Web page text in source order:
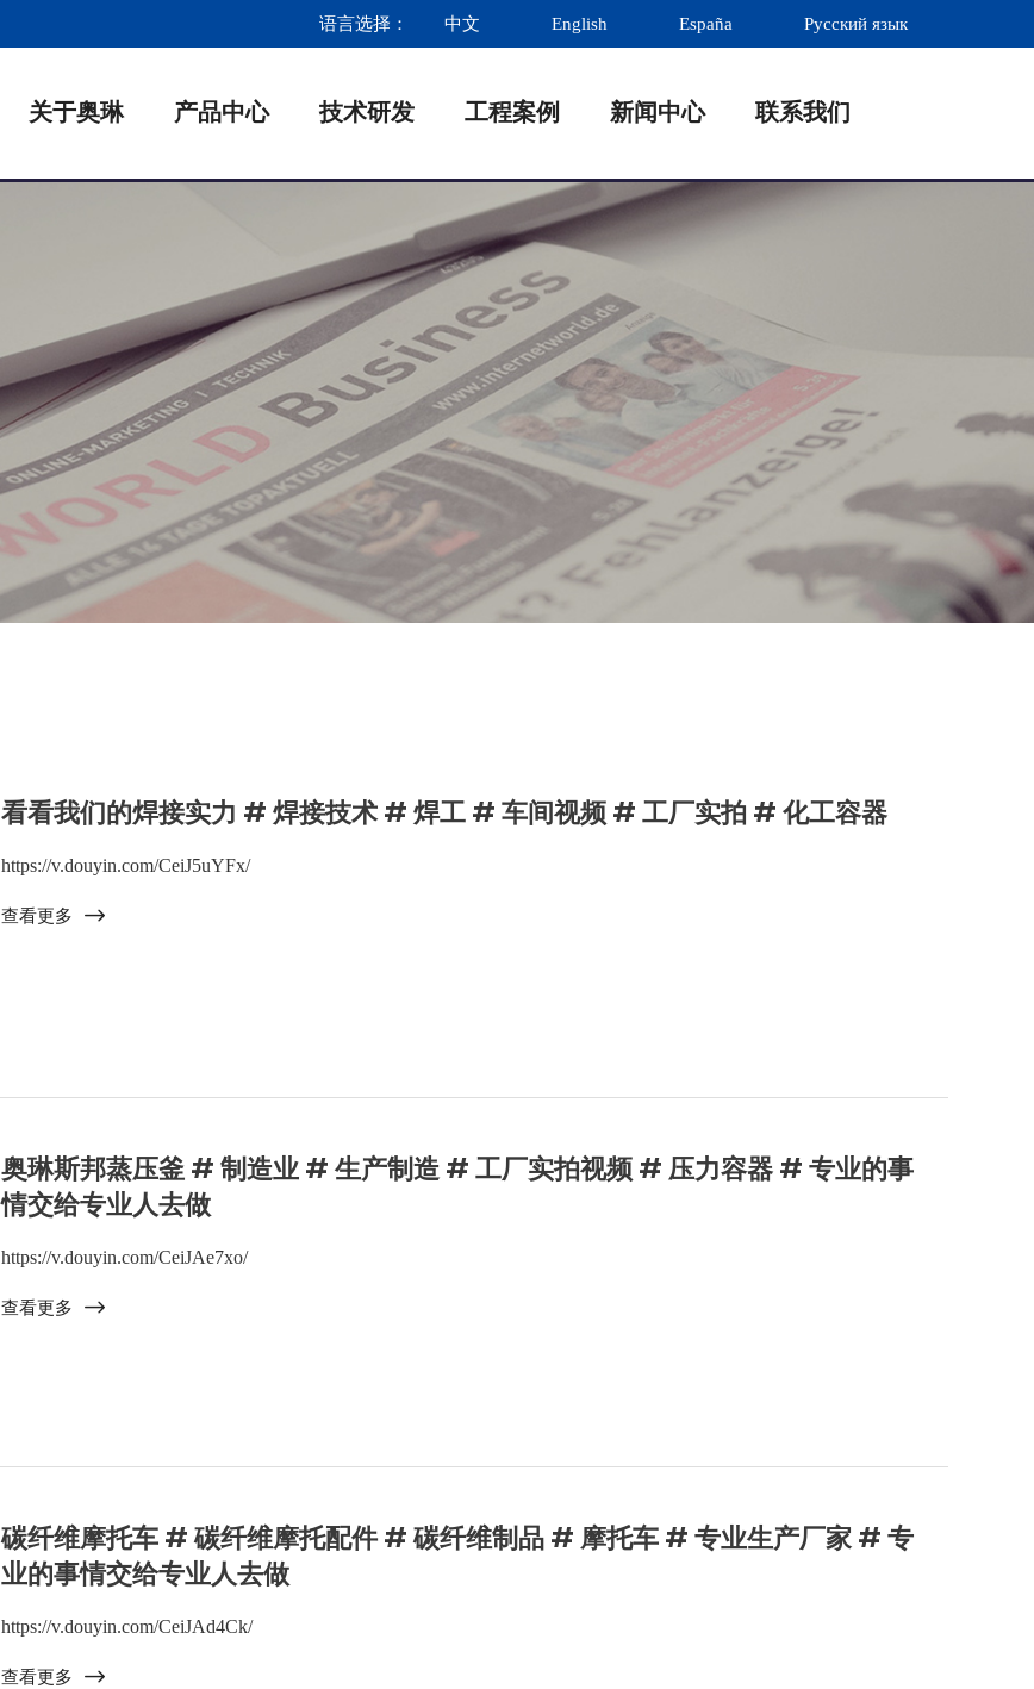
语言选择： 中文 English España Русский язык
关于奥琳 产品中心 技术研发 工程案例 新闻中心 联系我们
看看我们的焊接实力 # 焊接技术 # 焊工 # 车间视频 # 工厂实拍 # 化工容器
https://v.douyin.com/CeiJ5uYFx/
查看更多
奥琳斯邦蒸压釜 # 制造业 # 生产制造 # 工厂实拍视频 # 压力容器 # 专业的事
情交给专业人去做
https://v.douyin.com/CeiJAe7xo/
查看更多
碳纤维摩托车 # 碳纤维摩托配件 # 碳纤维制品 # 摩托车 # 专业生产厂家 # 专
业的事情交给专业人去做
https://v.douyin.com/CeiJAd4Ck/
查看更多